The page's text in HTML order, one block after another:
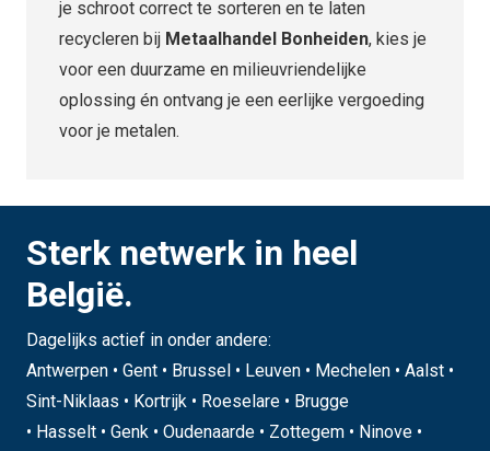
je schroot correct te sorteren en te laten
recycleren bij Metaalhandel Bonheiden, kies je
voor een duurzame en milieuvriendelijke
oplossing én ontvang je een eerlijke vergoeding
voor je metalen.
Sterk netwerk in heel
België.
Dagelijks actief in onder andere:
Antwerpen • Gent • Brussel • Leuven • Mechelen • Aalst •
Sint-Niklaas • Kortrijk • Roeselare • Brugge
• Hasselt • Genk • Oudenaarde • Zottegem • Ninove •